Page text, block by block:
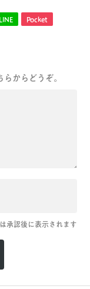
LINE Pocket
からどうぞ。
承認後に表示されます